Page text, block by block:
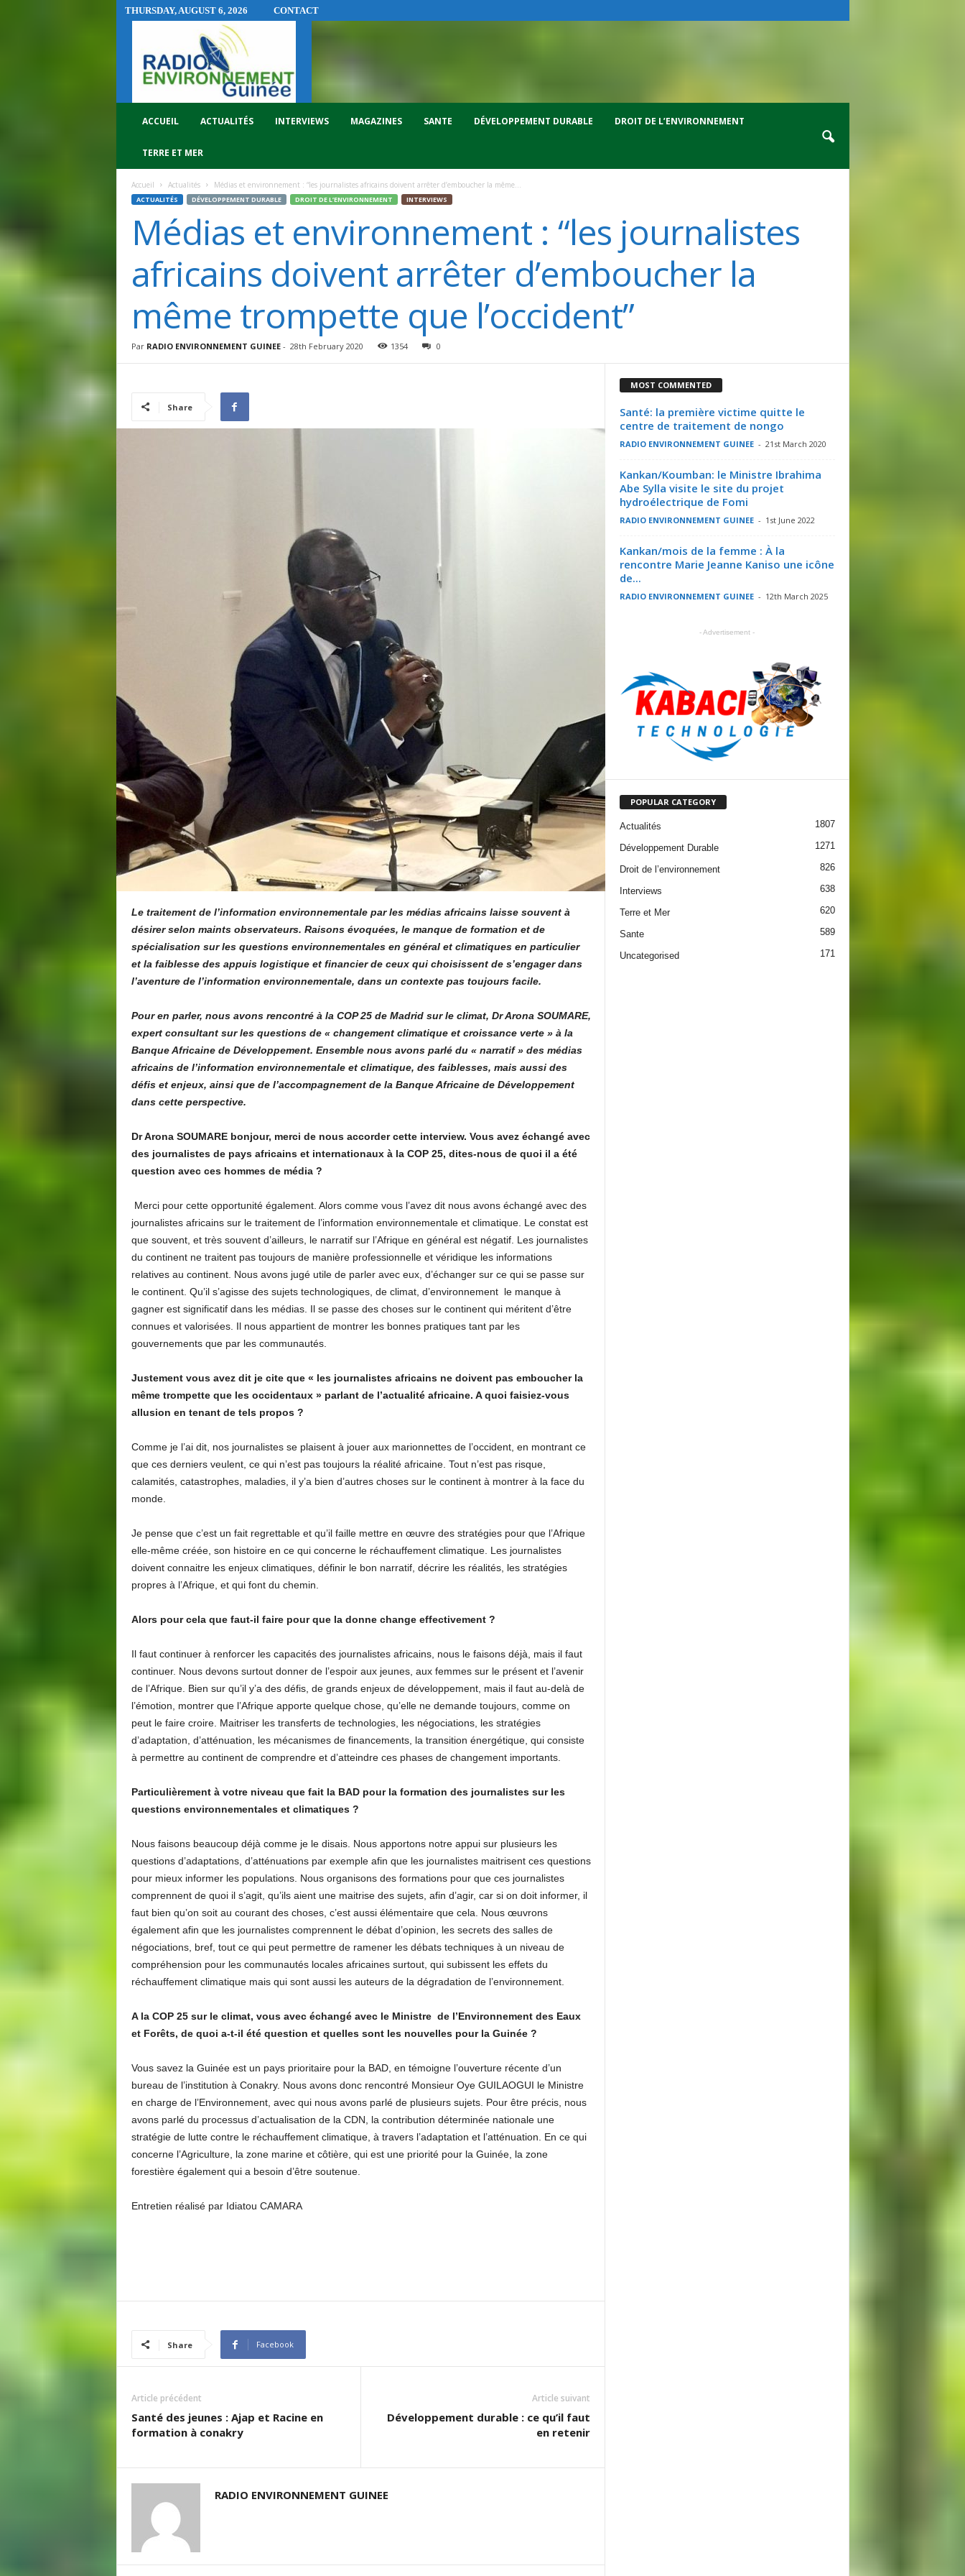
THURSDAY, AUGUST 6, 2026
CONTACT
E
ACCUEIL ACTUALITÉS INTERVIEWS MAGAZINES SANTE DÉVELOPPEMENT DURABLE DROIT DE L’ENVIRONNEMENT
TERRE ET MER
Accueil Actualités Médias et environnement : “les journalistes africains doivent arrêter d’emboucher la même...
ACTUALITÉS DÉVELOPPEMENT DURABLE DROIT DE L’ENVIRONNEMENT INTERVIEWS
Médias et environnement : “les journalistes
africains doivent arrêter d’emboucher la
même trompette que l’occident”
Par RADIO ENVIRONNEMENT GUINEE- 28th February 2020 1354 0
Share
Le traitement de l’information environnementale par les médias africains laisse souvent à
désirer selon maints observateurs. Raisons évoquées, le manque de formation et de
spécialisation sur les questions environnementales en général et climatiques en particulier
et la faiblesse des appuis logistique et financier de ceux qui choisissent de s’engager dans
l’aventure de l’information environnementale, dans un contexte pas toujours facile.
Pour en parler, nous avons rencontré à la COP 25 de Madrid sur le climat, Dr Arona SOUMARE,
expert consultant sur les questions de « changement climatique et croissance verte » à la
Banque Africaine de Développement. Ensemble nous avons parlé du « narratif » des médias
africains de l’information environnementale et climatique, des faiblesses, mais aussi des
défis et enjeux, ainsi que de l’accompagnement de la Banque Africaine de Développement
dans cette perspective.
Dr Arona SOUMARE bonjour, merci de nous accorder cette interview. Vous avez échangé avec
des journalistes de pays africains et internationaux à la COP 25, dites-nous de quoi il a été
question avec ces hommes de média ?
Merci pour cette opportunité également. Alors comme vous l’avez dit nous avons échangé avec des
journalistes africains sur le traitement de l’information environnementale et climatique. Le constat est
que souvent, et très souvent d’ailleurs, le narratif sur l’Afrique en général est négatif. Les journalistes
du continent ne traitent pas toujours de manière professionnelle et véridique les informations
relatives au continent. Nous avons jugé utile de parler avec eux, d’échanger sur ce qui se passe sur
le continent. Qu’il s’agisse des sujets technologiques, de climat, d’environnement le manque à
gagner est significatif dans les médias. Il se passe des choses sur le continent qui méritent d’être
connues et valorisées. Il nous appartient de montrer les bonnes pratiques tant par les
gouvernements que par les communautés.
Justement vous avez dit je cite que « les journalistes africains ne doivent pas emboucher la
même trompette que les occidentaux » parlant de l’actualité africaine. A quoi faisiez-vous
allusion en tenant de tels propos ?
Comme je l’ai dit, nos journalistes se plaisent à jouer aux marionnettes de l’occident, en montrant ce
que ces derniers veulent, ce qui n’est pas toujours la réalité africaine. Tout n’est pas risque,
calamités, catastrophes, maladies, il y’a bien d’autres choses sur le continent à montrer à la face du
monde.
Je pense que c’est un fait regrettable et qu’il faille mettre en œuvre des stratégies pour que l’Afrique
elle-même créée, son histoire en ce qui concerne le réchauffement climatique. Les journalistes
doivent connaitre les enjeux climatiques, définir le bon narratif, décrire les réalités, les stratégies
propres à l’Afrique, et qui font du chemin.
Alors pour cela que faut-il faire pour que la donne change effectivement ?
Il faut continuer à renforcer les capacités des journalistes africains, nous le faisons déjà, mais il faut
continuer. Nous devons surtout donner de l’espoir aux jeunes, aux femmes sur le présent et l’avenir
de l’Afrique. Bien sur qu’il y’a des défis, de grands enjeux de développement, mais il faut au-delà de
l’émotion, montrer que l’Afrique apporte quelque chose, qu’elle ne demande toujours, comme on
peut le faire croire. Maitriser les transferts de technologies, les négociations, les stratégies
d’adaptation, d’atténuation, les mécanismes de financements, la transition énergétique, qui consiste
à permettre au continent de comprendre et d’atteindre ces phases de changement importants.
Particulièrement à votre niveau que fait la BAD pour la formation des journalistes sur les
questions environnementales et climatiques ?
Nous faisons beaucoup déjà comme je le disais. Nous apportons notre appui sur plusieurs les
questions d’adaptations, d’atténuations par exemple afin que les journalistes maitrisent ces questions
pour mieux informer les populations. Nous organisons des formations pour que ces journalistes
comprennent de quoi il s’agit, qu’ils aient une maitrise des sujets, afin d’agir, car si on doit informer, il
faut bien qu’on soit au courant des choses, c’est aussi élémentaire que cela. Nous œuvrons
également afin que les journalistes comprennent le débat d’opinion, les secrets des salles de
négociations, bref, tout ce qui peut permettre de ramener les débats techniques à un niveau de
compréhension pour les communautés locales africaines surtout, qui subissent les effets du
réchauffement climatique mais qui sont aussi les auteurs de la dégradation de l’environnement.
A la COP 25 sur le climat, vous avec échangé avec le Ministre de l’Environnement des Eaux
et Forêts, de quoi a-t-il été question et quelles sont les nouvelles pour la Guinée ?
Vous savez la Guinée est un pays prioritaire pour la BAD, en témoigne l’ouverture récente d’un
bureau de l’institution à Conakry. Nous avons donc rencontré Monsieur Oye GUILAOGUI le Ministre
en charge de l’Environnement, avec qui nous avons parlé de plusieurs sujets. Pour être précis, nous
avons parlé du processus d’actualisation de la CDN, la contribution déterminée nationale une
stratégie de lutte contre le réchauffement climatique, à travers l’adaptation et l’atténuation. En ce qui
concerne l’Agriculture, la zone marine et côtière, qui est une priorité pour la Guinée, la zone
forestière également qui a besoin d’être soutenue.
Entretien réalisé par Idiatou CAMARA
Share Facebook
Article précédent
Santé des jeunes : Ajap et Racine en
formation à conakry
Article suivant
Développement durable : ce qu’il faut
en retenir
RADIO ENVIRONNEMENT GUINEE
MOST COMMENTED
Santé: la première victime quitte le
centre de traitement de nongo
RADIO ENVIRONNEMENT GUINEE - 21st March 2020
Kankan/Koumban: le Ministre Ibrahima
Abe Sylla visite le site du projet
hydroélectrique de Fomi
RADIO ENVIRONNEMENT GUINEE - 1st June 2022
Kankan/mois de la femme : À la
rencontre Marie Jeanne Kaniso une icône
de...
RADIO ENVIRONNEMENT GUINEE - 12th March 2025
- Advertisement -
POPULAR CATEGORY
Actualités 1807
Développement Durable 1271
Droit de l’environnement 826
Interviews 638
Terre et Mer 620
Sante 589
Uncategorised 171